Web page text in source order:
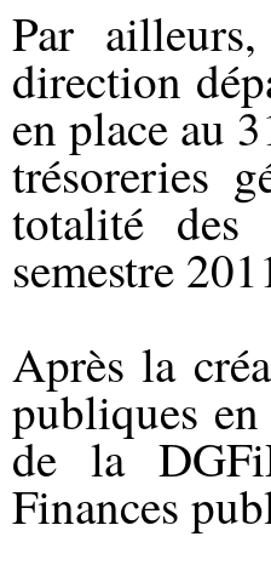
Par
direction
en place au
trésoreries
totalité des
semestre
Après la
publiques
de la
Finances